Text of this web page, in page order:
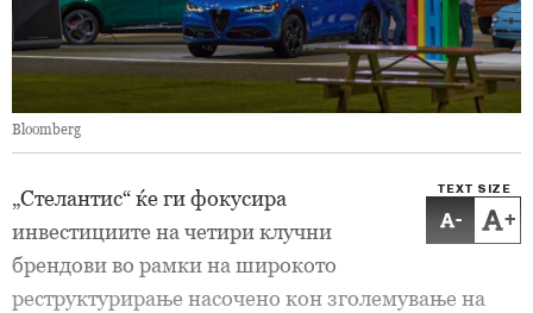
Bloomberg
TEXT SIZE
- +
„Стелантис“ ќе ги фокусира
инвестициите на четири клучни
брендови во рамки на широкото
реструктурирање насочено кон зголемување на